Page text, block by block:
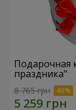
Подарочная
праздника"
8 765 грн